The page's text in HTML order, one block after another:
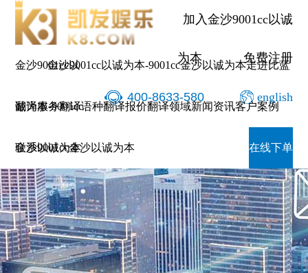
加入金沙9001cc以诚
为本 免费注册
400-8633-580 english
金沙9001cc以
诚为本-9001cc
金沙以诚为本
金沙9001cc以诚为本-9001cc金沙以诚为本走进比蓝
翻译服务翻译语种翻译报价翻译领域新闻资讯客户案例
联系9001cc金沙以诚为本 在线下单